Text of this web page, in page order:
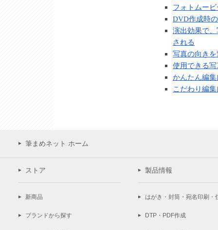
フォトムー
DVD作成時
演出効果で
される
写真の向き
使用できる
かんたん編
こだわり編
筆まめネット ホーム
ストア
新商品
ブランドから探す
製品情報
はがき・封筒・宛名印刷・
DTP・PDF作成